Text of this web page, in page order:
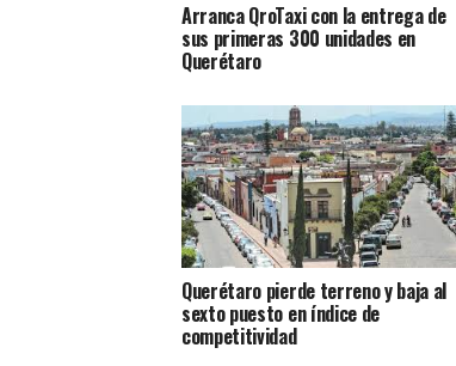
Arranca QroTaxi con la entrega de
sus primeras 300 unidades en
Querétaro
Querétaro pierde terreno y baja al
sexto puesto en índice de
competitividad